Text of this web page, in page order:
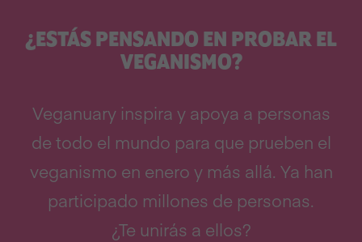
¿ESTÁS PENSANDO EN PROBAR EL
VEGANISMO?
Veganuary inspira y apoya a personas
de todo el mundo para que prueben el
veganismo en enero y más allá. Ya han
participado millones de personas.
¿Te unirás a ellos?